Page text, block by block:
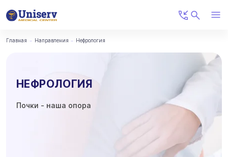
Главная Направления Нефрология
НЕФРОЛОГИЯ
Почки - наша опора